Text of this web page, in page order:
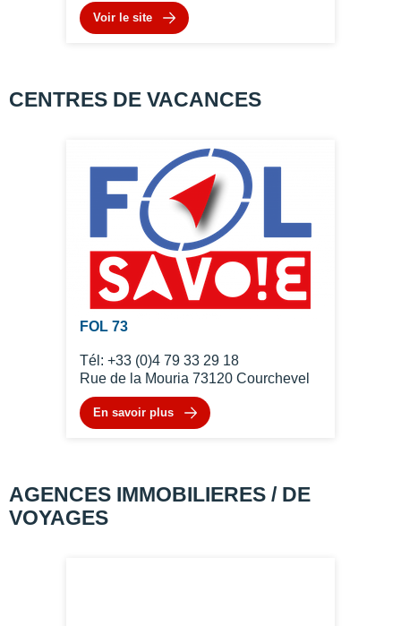
Voir le site
CENTRES DE VACANCES
FOL 73
Tél: +33 (0)4 79 33 29 18
Rue de la Mouria 73120 Courchevel
En savoir plus
AGENCES IMMOBILIERES / DE
VOYAGES